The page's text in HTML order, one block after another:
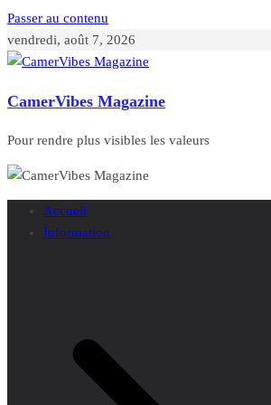
Passer au contenu
vendredi, août 7, 2026
CamerVibes Magazine
Pour rendre plus visibles les valeurs
Accueil
Information